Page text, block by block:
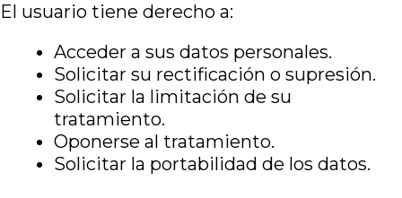
El usuario tiene derecho a:
Acceder a sus datos personales.
Solicitar su rectificación o supresión.
Solicitar la limitación de su
tratamiento.
Oponerse al tratamiento.
Solicitar la portabilidad de los datos.